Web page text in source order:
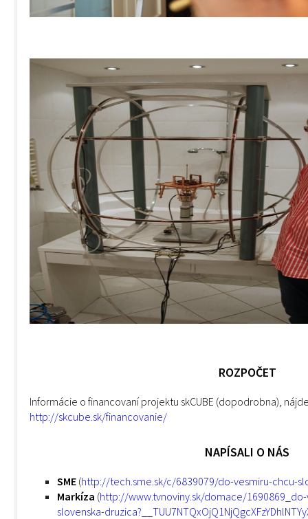
ROZPOČET
Informácie o financovaní projektu skCUBE (dopodrobna),
http://skcube.sk/financovanie/
NAPÍSALI O NÁS
SME (http://tech.sme.sk/c/6839079/do-vesmiru-chcu-
Markíza (http://www.tvnoviny.sk/domace/
slovenska-